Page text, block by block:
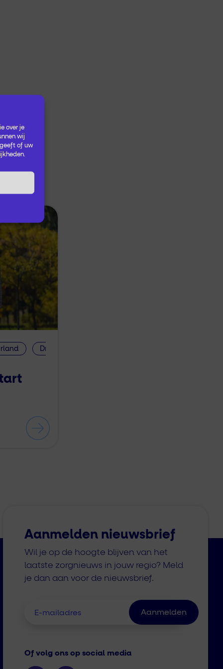
over je
wij
geeft of uw
Drenthe
Aanmelden nieuwsbrief
Wil je op de hoogte blijven van het
laatste zorgnieuws in jouw regio? Meld
je dan aan voor de nieuwsbrief.
Of volg ons op social media